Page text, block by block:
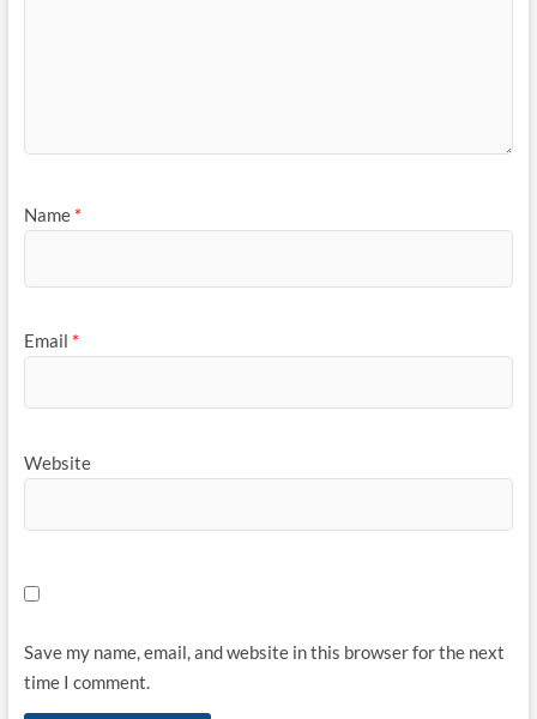
Name *
Email *
Website
Save my name, email, and website in this browser for the next
time I comment.